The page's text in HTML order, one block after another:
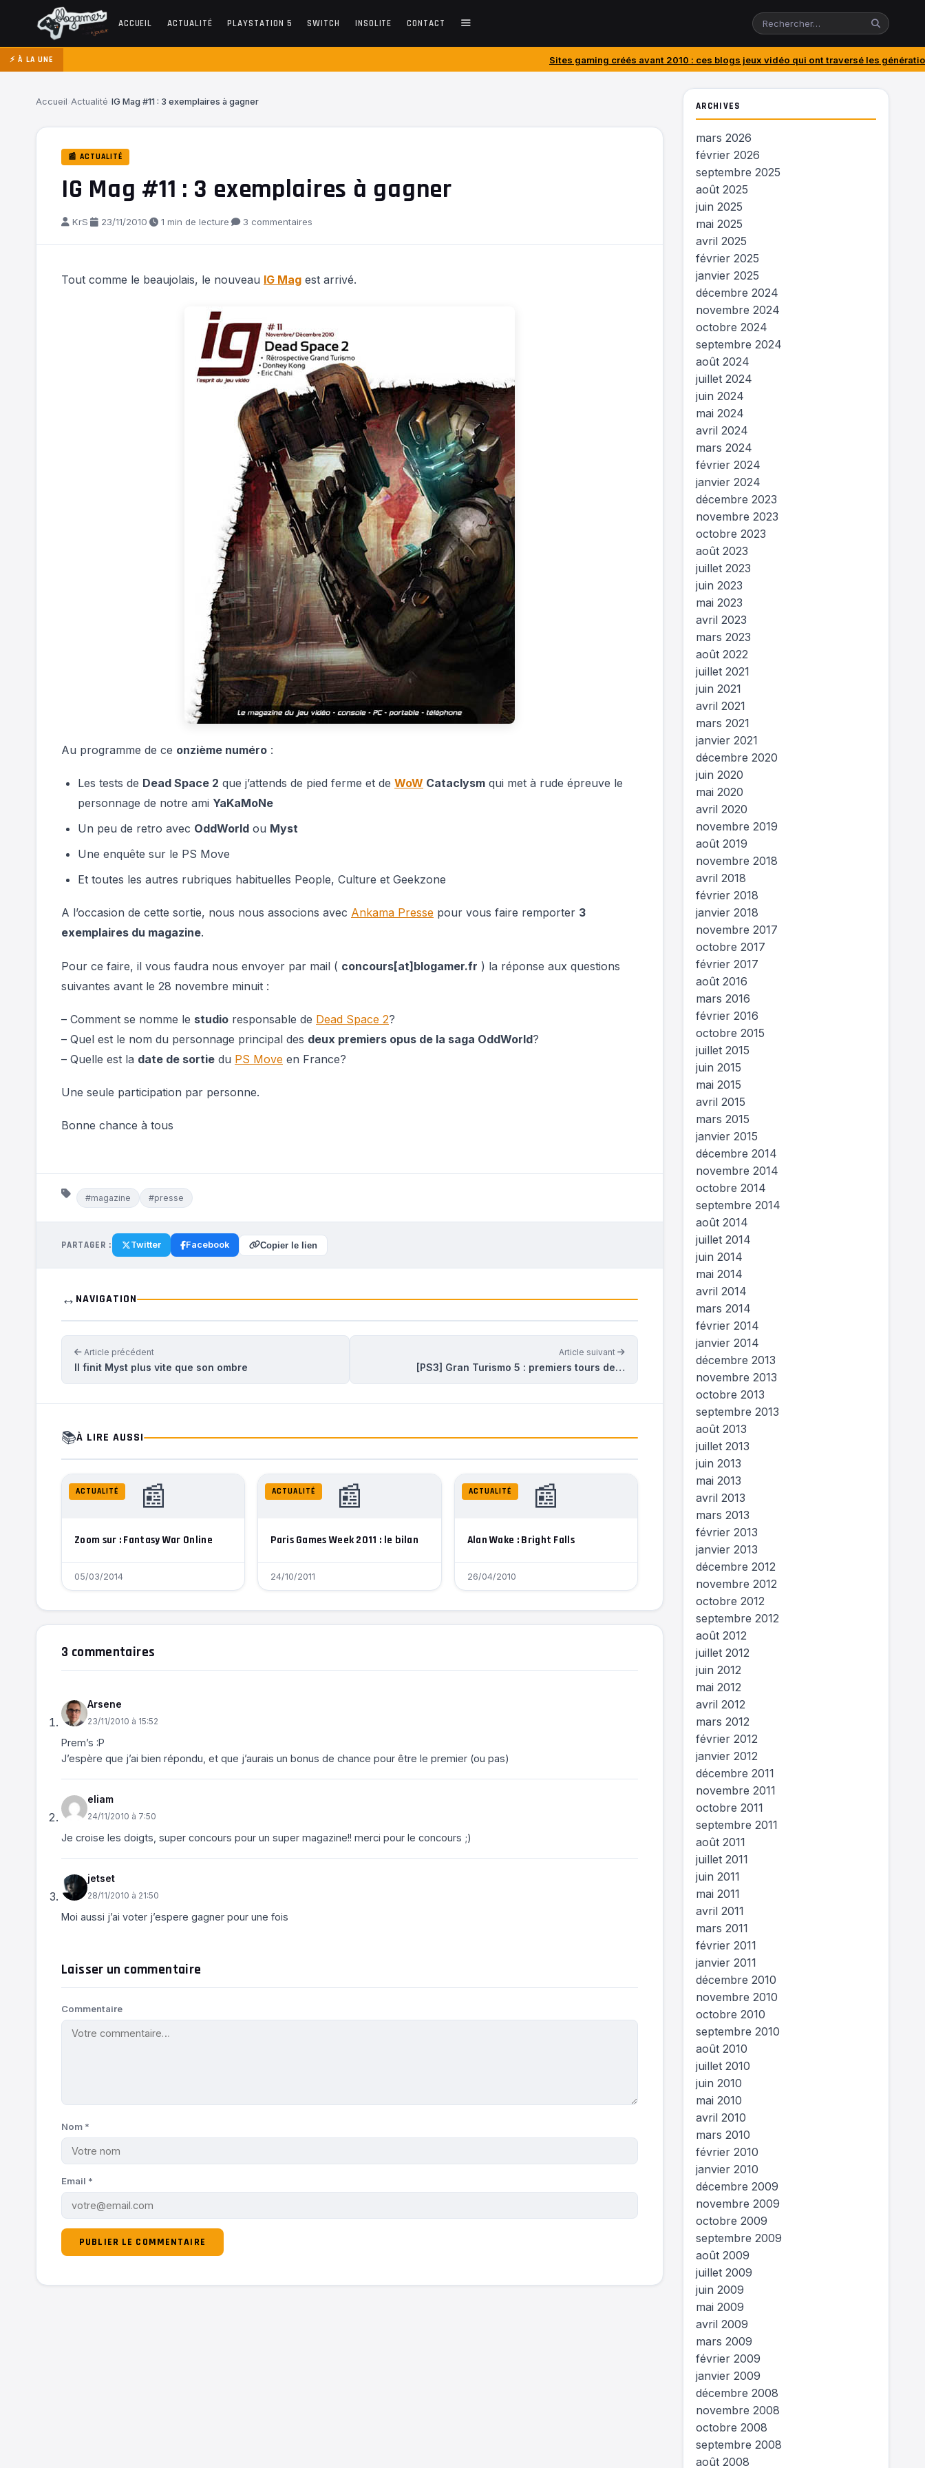
ACCUEIL ACTUALITÉ PLAYSTATION 5 SWITCH INSOLITE CONTACT
⚡ À LA UNE Sites gaming créés avant 2010 : ces blogs jeux vidéo qui ont traversé les générationsJ’ai acheté le
Accueil Actualité IG Mag #11 : 3 exemplaires à gagner
📰 ACTUALITÉ
IG Mag #11 : 3 exemplaires à gagner
KrS· 23/11/2010· 1 min de lecture· 3 commentaires
Tout comme le beaujolais, le nouveau IG Mag est arrivé.
Au programme de ce onzième numéro :
Les tests de Dead Space 2 que j’attends de pied ferme et de WoW Cataclysm qui met à rude épreuve le
personnage de notre ami YaKaMoNe
Un peu de retro avec OddWorld ou Myst
Une enquête sur le PS Move
Et toutes les autres rubriques habituelles People, Culture et Geekzone
A l’occasion de cette sortie, nous nous associons avec Ankama Presse pour vous faire remporter 3
exemplaires du magazine.
Pour ce faire, il vous faudra nous envoyer par mail ( concours[at]blogamer.fr ) la réponse aux questions
suivantes avant le 28 novembre minuit :
– Comment se nomme le studio responsable de Dead Space 2?
– Quel est le nom du personnage principal des deux premiers opus de la saga OddWorld?
– Quelle est la date de sortie du PS Move en France?
Une seule participation par personne.
Bonne chance à tous
#magazine #presse
PARTAGER : Twitter Facebook Copier le lien
↔️ NAVIGATION
Article précédent
Il finit Myst plus vite que son ombre
Article suivant
[PS3] Gran Turismo 5 : premiers tours de…
📚À LIRE AUSSI
📰
ACTUALITÉ
Zoom sur : Fantasy War Online
05/03/2014
📰
ACTUALITÉ
Paris Games Week 2011 : le bilan
24/10/2011
📰
ACTUALITÉ
Alan Wake : Bright Falls
26/04/2010
3 commentaires
Arsene
23/11/2010 à 15:52
Prem’s :P
J’espère que j’ai bien répondu, et que j’aurais un bonus de chance pour être le premier (ou pas)
eliam
24/11/2010 à 7:50
Je croise les doigts, super concours pour un super magazine!! merci pour le concours ;)
jetset
28/11/2010 à 21:50
Moi aussi j’ai voter j’espere gagner pour une fois
Laisser un commentaire
Commentaire
Nom *
Email *
ARCHIVES
mars 2026
février 2026
septembre 2025
août 2025
juin 2025
mai 2025
avril 2025
février 2025
janvier 2025
décembre 2024
novembre 2024
octobre 2024
septembre 2024
août 2024
juillet 2024
juin 2024
mai 2024
avril 2024
mars 2024
février 2024
janvier 2024
décembre 2023
novembre 2023
octobre 2023
août 2023
juillet 2023
juin 2023
mai 2023
avril 2023
mars 2023
août 2022
juillet 2021
juin 2021
avril 2021
mars 2021
janvier 2021
décembre 2020
juin 2020
mai 2020
avril 2020
novembre 2019
août 2019
novembre 2018
avril 2018
février 2018
janvier 2018
novembre 2017
octobre 2017
février 2017
août 2016
mars 2016
février 2016
octobre 2015
juillet 2015
juin 2015
mai 2015
avril 2015
mars 2015
janvier 2015
décembre 2014
novembre 2014
octobre 2014
septembre 2014
août 2014
juillet 2014
juin 2014
mai 2014
avril 2014
mars 2014
février 2014
janvier 2014
décembre 2013
novembre 2013
octobre 2013
septembre 2013
août 2013
juillet 2013
juin 2013
mai 2013
avril 2013
mars 2013
février 2013
janvier 2013
décembre 2012
novembre 2012
octobre 2012
septembre 2012
août 2012
juillet 2012
juin 2012
mai 2012
avril 2012
mars 2012
février 2012
janvier 2012
décembre 2011
novembre 2011
octobre 2011
septembre 2011
août 2011
juillet 2011
juin 2011
mai 2011
avril 2011
mars 2011
février 2011
janvier 2011
décembre 2010
novembre 2010
octobre 2010
septembre 2010
août 2010
juillet 2010
juin 2010
mai 2010
avril 2010
mars 2010
février 2010
janvier 2010
décembre 2009
novembre 2009
octobre 2009
septembre 2009
août 2009
juillet 2009
juin 2009
mai 2009
avril 2009
mars 2009
février 2009
janvier 2009
décembre 2008
novembre 2008
octobre 2008
septembre 2008
août 2008